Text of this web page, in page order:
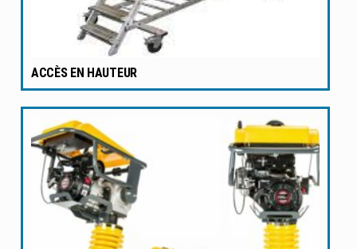
ACCÈS EN HAUTEUR